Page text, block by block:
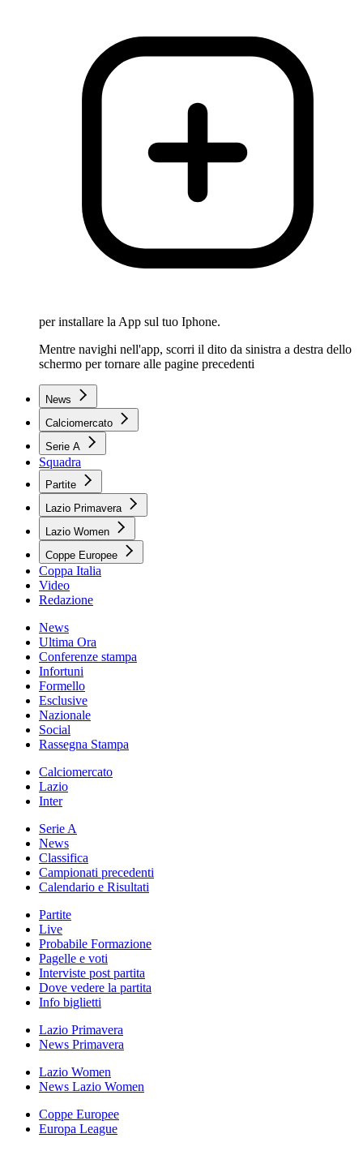
per installare la App sul tuo Iphone.
Mentre navighi nell'app, scorri il dito da sinistra a destra dello
schermo per tornare alle pagine precedenti
News
Calciomercato
Serie A
Squadra
Partite
Lazio Primavera
Lazio Women
Coppe Europee
Coppa Italia
Video
Redazione
News
Ultima Ora
Conferenze stampa
Infortuni
Formello
Esclusive
Nazionale
Social
Rassegna Stampa
Calciomercato
Lazio
Inter
Serie A
News
Classifica
Campionati precedenti
Calendario e Risultati
Partite
Live
Probabile Formazione
Pagelle e voti
Interviste post partita
Dove vedere la partita
Info biglietti
Lazio Primavera
News Primavera
Lazio Women
News Lazio Women
Coppe Europee
Europa League